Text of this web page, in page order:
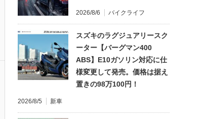
2026/8/6 バイクライフ
スズキのラグジュアリースク
ーター【バーグマン400
ABS】E10ガソリン対応に仕
様変更して発売。価格は据え
置きの98万100円！
2026/8/5 新車